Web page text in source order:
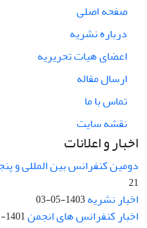
صفحه اصلی
درباره نشریه
اعضای هیات تحریریه
ارسال مقاله
تماس با ما
نقشه سایت
اخبار و اعلانات
دومین کنفرانس بین المللی و
21
اخبار نشریه1403-05-03
اخبار کنفرانس های انجمن1401-01-10